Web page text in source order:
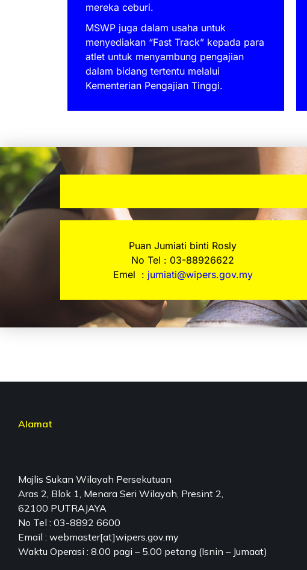
mereka ceburi.
MSWP juga dalam usaha untuk
menyediakan “Fast Track” kepada para
atlet untuk menyambung pengajian
dalam bidang tertentu melalui
Kementerian Pengajian Tinggi.
Puan Jumiati binti Rosly
No Tel : 03-88926622
Emel : jumiati@wipers.gov.my
Alamat
Majlis Sukan Wilayah Persekutuan
Aras 2, Blok 1, Menara Seri Wilayah, Presint 2,
62100 PUTRAJAYA
No Tel : 03-8892 6600
Email : webmaster[at]wipers.gov.my
Waktu Operasi : 8.00 pagi – 5.00 petang (Isnin – Jumaat)